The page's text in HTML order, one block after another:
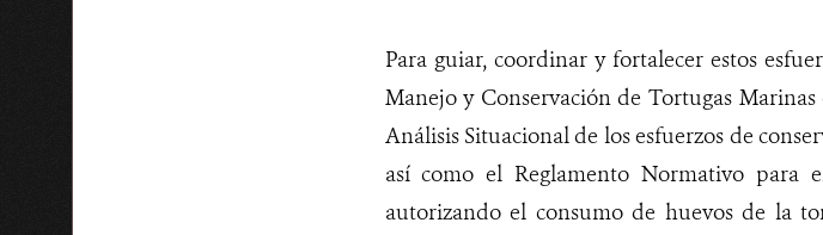
Para guiar, coordinar y fortalecer estos
Manejo y Conservación de Tortugas
Análisis Situacional de los esfuerzos de
así como el Reglamento Normativo para
autorizando el consumo de huevos de la